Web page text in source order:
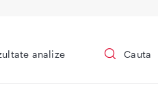
analize Cauta